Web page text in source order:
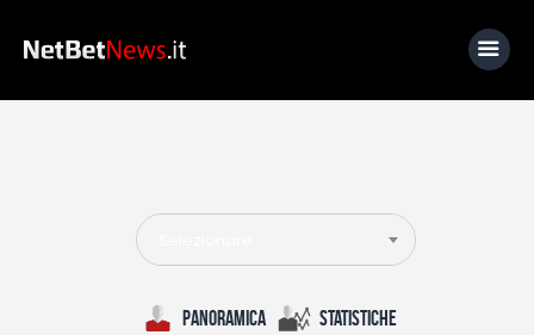
News
Calcio
Basket
Panoramica Statistiche